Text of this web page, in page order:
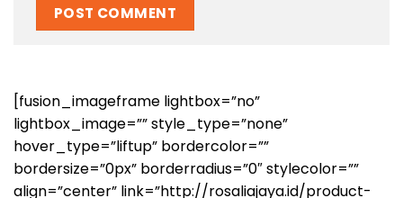
[fusion_imageframe lightbox=”no”
lightbox_image=”” style_type=”none”
hover_type=”liftup” bordercolor=””
bordersize=”0px” borderradius=”0″ stylecolor=””
align=”center” link=”http://rosaliajaya.id/product-